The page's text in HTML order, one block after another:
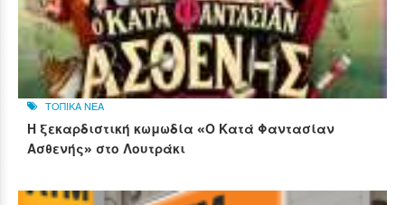
ΤΟΠΙΚΑ ΝΕΑ
Η ξεκαρδιστική κωμωδία «Ο Κατά Φαντασίαν
Ασθενής» στο Λουτράκι